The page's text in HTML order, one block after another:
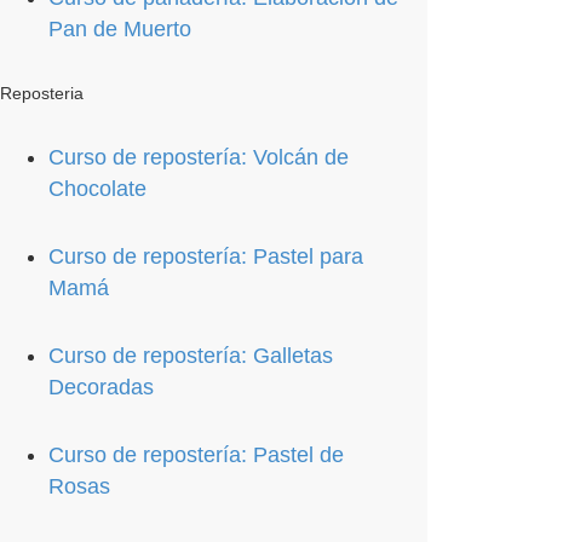
Pan de Muerto
Reposteria
Curso de repostería: Volcán de
Chocolate
Curso de repostería: Pastel para
Mamá
Curso de repostería: Galletas
Decoradas
Curso de repostería: Pastel de
Rosas